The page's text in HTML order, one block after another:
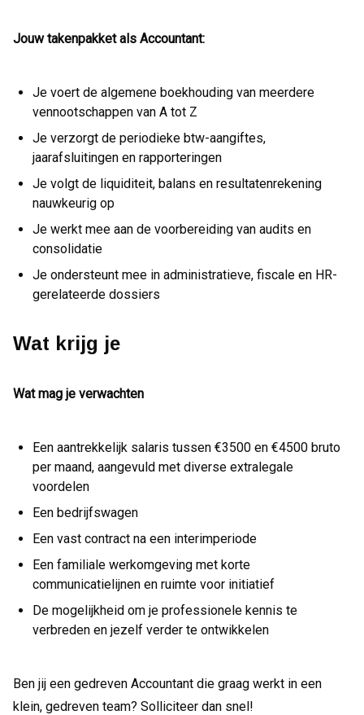
Jouw takenpakket als Accountant:
Je voert de algemene boekhouding van meerdere
vennootschappen van A tot Z
Je verzorgt de periodieke btw-aangiftes,
jaarafsluitingen en rapporteringen
Je volgt de liquiditeit, balans en resultatenrekening
nauwkeurig op
Je werkt mee aan de voorbereiding van audits en
consolidatie
Je ondersteunt mee in administratieve, fiscale en HR-
gerelateerde dossiers
Wat krijg je
Wat mag je verwachten
Een aantrekkelijk salaris tussen €3500 en €4500 bruto
per maand, aangevuld met diverse extralegale
voordelen
Een bedrijfswagen
Een vast contract na een interimperiode
Een familiale werkomgeving met korte
communicatielijnen en ruimte voor initiatief
De mogelijkheid om je professionele kennis te
verbreden en jezelf verder te ontwikkelen
Ben jij een gedreven Accountant die graag werkt in een
klein, gedreven team? Solliciteer dan snel!